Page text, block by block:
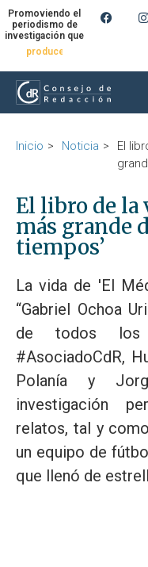
Promoviendo el
periodismo de
investigación que
produce
Inicio Noticia
El
El libro de la
más grande
tiempos’
La vida de 'El
“Gabriel Ochoa
de todos los
#AsociadoCdR,
Polanía y
investigación
relatos, tal y
un equipo de
que llenó de